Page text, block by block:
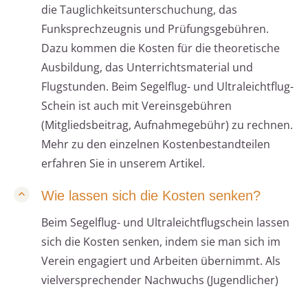
die Tauglichkeitsunterschuchung, das
Funksprechzeugnis und Prüfungsgebühren.
Dazu kommen die Kosten für die theoretische
Ausbildung, das Unterrichtsmaterial und
Flugstunden. Beim Segelflug- und Ultraleichtflug-
Schein ist auch mit Vereinsgebühren
(Mitgliedsbeitrag, Aufnahmegebühr) zu rechnen.
Mehr zu den einzelnen Kostenbestandteilen
erfahren Sie in unserem Artikel.
Wie lassen sich die Kosten senken?
Beim Segelflug- und Ultraleichtflugschein lassen
sich die Kosten senken, indem sie man sich im
Verein engagiert und Arbeiten übernimmt. Als
vielversprechender Nachwuchs (Jugendlicher)